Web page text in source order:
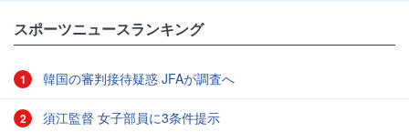
スポーツニュースランキング
1 韓国の審判接待疑惑 JFAが調査へ
2 須江監督 女子部員に3条件提示